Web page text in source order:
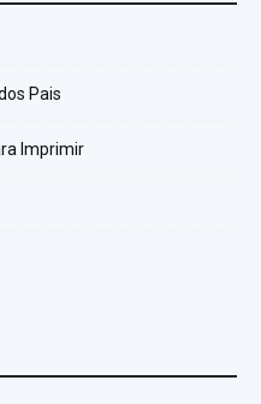
Pais
Imprimir